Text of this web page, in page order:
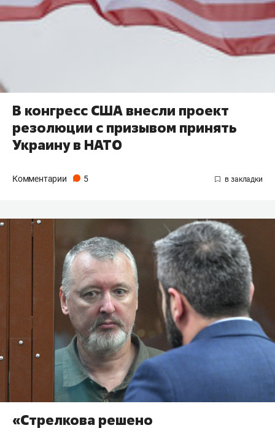
В конгресс США внесли проект
резолюции с призывом принять
Украину в НАТО
Комментарии 5
«Стрелкова решено